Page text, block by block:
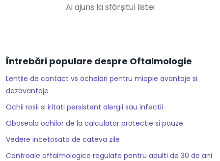
Ai ajuns la sfârșitul listei
Întrebări populare despre Oftalmologie
Lentile de contact vs ochelari pentru miopie avantaje si
dezavantaje
Ochii rosii si iritati persistent alergii sau infectii
Oboseala ochilor de la calculator protectie si pauze
Vedere incetosata de cateva zile
Controale oftalmologice regulate pentru adulti de 30 de ani